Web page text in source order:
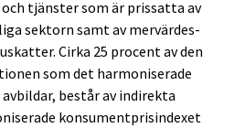
tjänster som är prissatta av
sektorn samt av mervärdes-
Cirka 25 procent av den
som det harmoniserade
består av indirekta
konsumentprisindexet